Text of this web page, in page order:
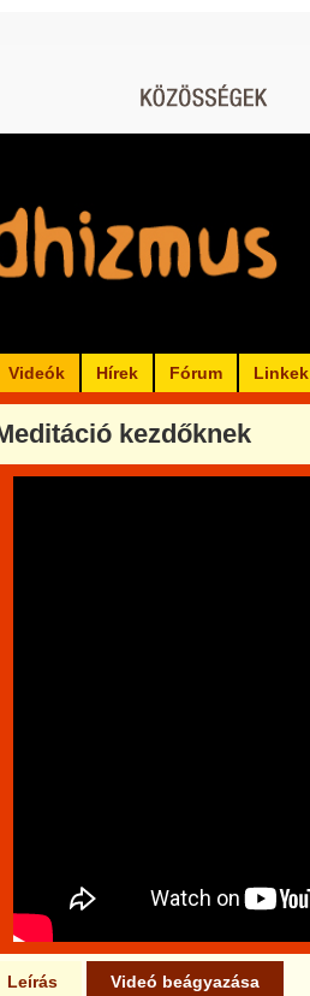
Videók Hírek Fórum Linkek
kezdőknek
Leírás Videó beágyazása